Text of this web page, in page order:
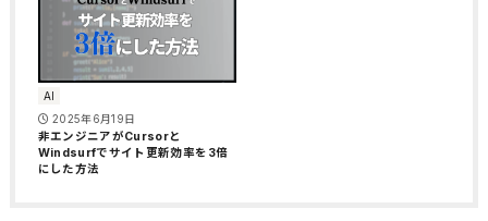
AI
2025年6月19日
非エンジニアがCursorと
Windsurfでサイト更新効率を3倍
にした方法